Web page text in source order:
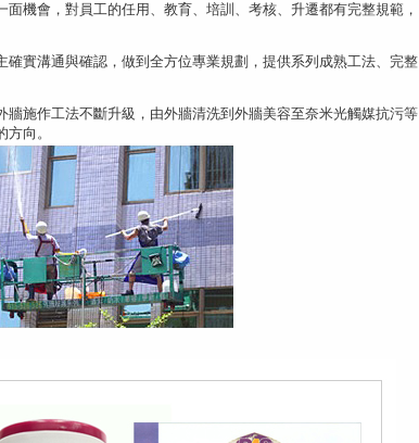
機會，對員工的任用、教育、培訓、考核、升遷都有完整規範，
實溝通與確認，做到全方位專業規劃，提供系列成熟工法、完整
施作工法不斷升級，由外牆清洗到外牆美容至奈米光觸媒抗污等
向。